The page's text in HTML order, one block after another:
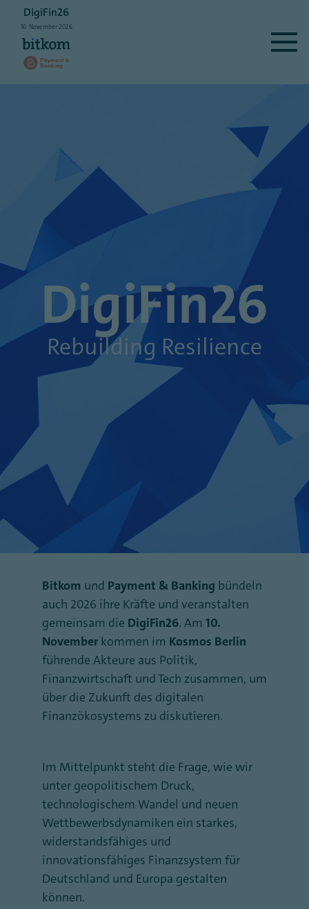
DigiFin26
Rebuilding Resilience
Bitkom und Payment & Banking bündeln
auch 2026 ihre Kräfte und veranstalten
gemeinsam die DigiFin26. Am 10.
November kommen im Kosmos Berlin
führende Akteure aus Politik,
Finanzwirtschaft und Tech zusammen, um
über die Zukunft des digitalen
Finanzökosystems zu diskutieren.
Im Mittelpunkt steht die Frage, wie wir
unter geopolitischem Druck,
technologischem Wandel und neuen
Wettbewerbsdynamiken ein starkes,
widerstandsfähiges und
innovationsfähiges Finanzsystem für
Deutschland und Europa gestalten
können.
DigiFin26
10. November2026